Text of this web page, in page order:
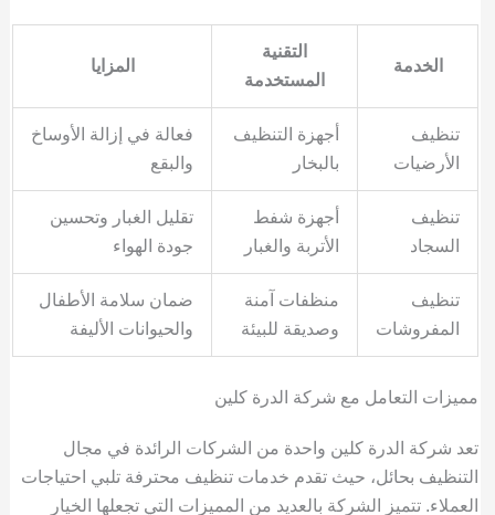
الخدمة
التقنية
المستخدمة
المزايا
تنظيف
الأرضيات
أجهزة التنظيف
بالبخار
فعالة في إزالة الأوساخ
والبقع
تنظيف
السجاد
أجهزة شفط
الأتربة والغبار
تقليل الغبار وتحسين
جودة الهواء
تنظيف
المفروشات
منظفات آمنة
وصديقة للبيئة
ضمان سلامة الأطفال
والحيوانات الأليفة
مميزات التعامل مع شركة الدرة كلين
تعد شركة الدرة كلين واحدة من الشركات الرائدة في مجال
التنظيف بحائل، حيث تقدم خدمات تنظيف محترفة تلبي احتياجات
العملاء. تتميز الشركة بالعديد من المميزات التي تجعلها الخيار